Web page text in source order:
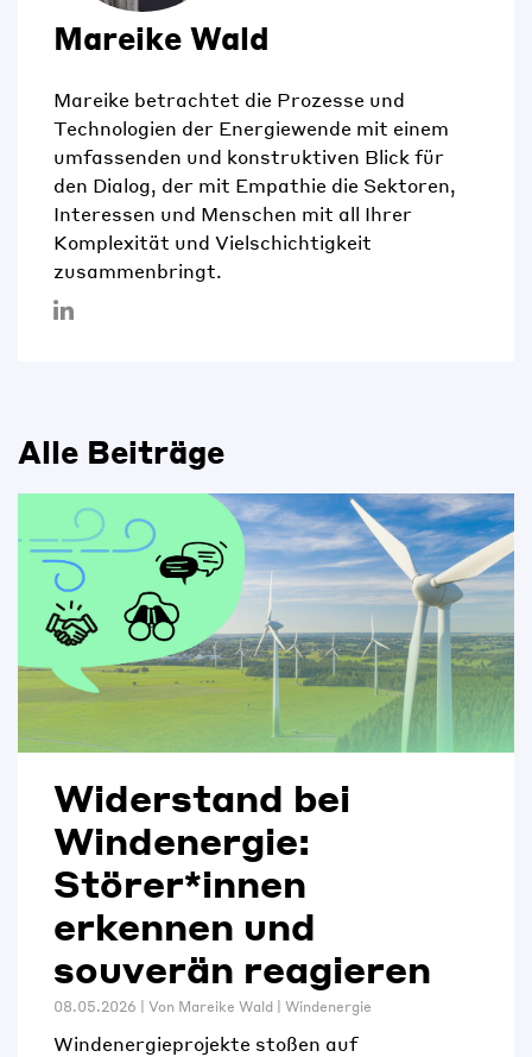
Mareike Wald
Mareike betrachtet die Prozesse und
Technologien der Energiewende mit einem
umfassenden und konstruktiven Blick für
den Dialog, der mit Empathie die Sektoren,
Interessen und Menschen mit all Ihrer
Komplexität und Vielschichtigkeit
zusammenbringt.
Alle Beiträge
Widerstand bei
Windenergie:
Störer*innen
erkennen und
souverän reagieren
08.05.2026 | Von Mareike Wald Windenergie
Windenergieprojekte stoßen auf